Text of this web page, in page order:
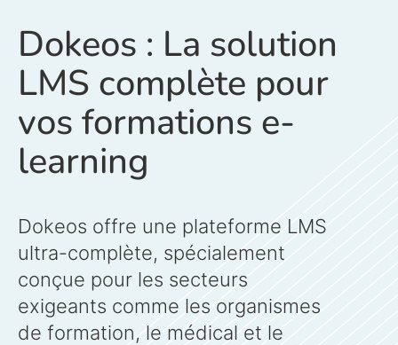
Dokeos : La solution
LMS complète pour
vos formations e-
learning
Dokeos offre une plateforme LMS
ultra-complète, spécialement
conçue pour les secteurs
exigeants comme les organismes
de formation, le médical et le